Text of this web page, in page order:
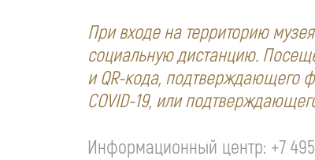
При входе на территорию
социальную дистанцию.
иQR-кода, подтверждающего
COVID-19, или
Информационный центр: +7